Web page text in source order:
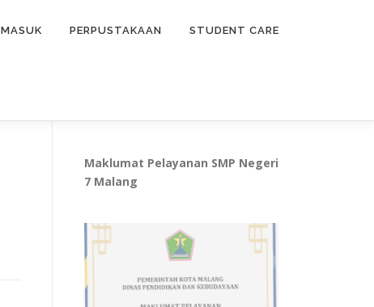
MASUK PERPUSTAKAAN STUDENT CARE
Maklumat Pelayanan SMP Negeri
7 Malang